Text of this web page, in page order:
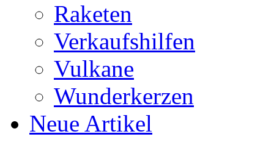
Raketen
Verkaufshilfen
Vulkane
Wunderkerzen
Neue Artikel